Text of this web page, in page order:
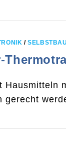
/SELBSTBAU
Hausmitteln
gerecht